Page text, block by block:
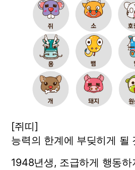
[쥐띠]
능력의 한계에 부딪히게 될
1948년생, 조급하게 행동